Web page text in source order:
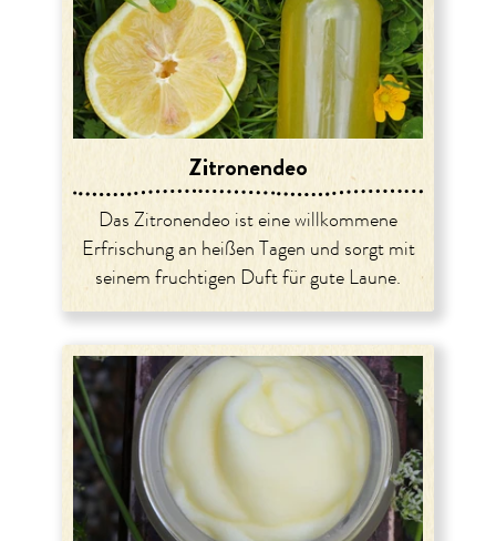
Zitronendeo
Das Zitronendeo ist eine willkommene
Erfrischung an heißen Tagen und sorgt mit
seinem fruchtigen Duft für gute Laune.